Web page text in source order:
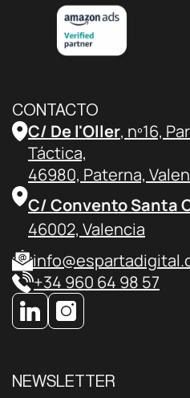
CONTACTO
C/ De l'Oller, nº16,
Táctica,
46980, Paterna,
C/ Convento Santa
46002, Valencia
+34 960 64 98 57
NEWSLETTER